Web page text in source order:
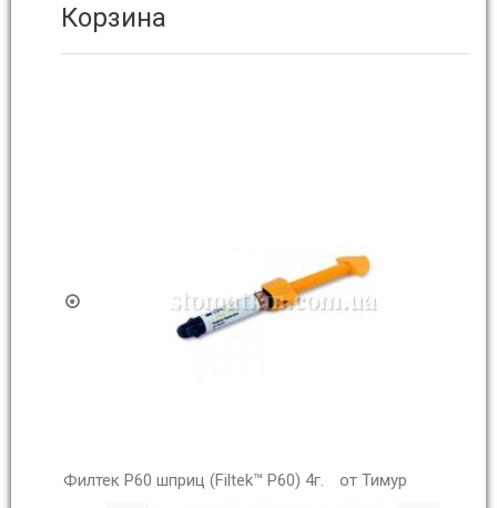
Корзина
Филтек Р60 шприц (Filtek™ P60) 4г. от Тимур